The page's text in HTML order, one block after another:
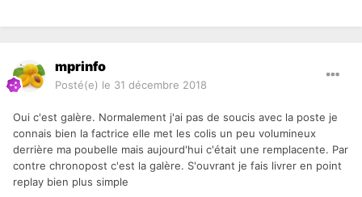
mprinfo
Posté(e) le 31 décembre 2018
Oui c'est galère. Normalement j'ai pas de soucis avec la poste je
connais bien la factrice elle met les colis un peu volumineux
derrière ma poubelle mais aujourd'hui c'était une remplacente. Par
contre chronopost c'est la galère. S'ouvrant je fais livrer en point
replay bien plus simple